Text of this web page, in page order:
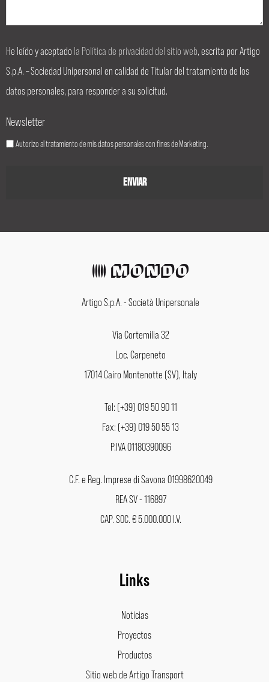
He leído y aceptado la Política de privacidad del sitio web, escrita por Artigo
S.p.A. – Sociedad Unipersonal en calidad de Titular del tratamiento de los
datos personales, para responder a su solicitud.
Newsletter
Autorizo al tratamiento de mis datos personales con fines de Marketing.
Artigo S.p.A. - Società Unipersonale
Via Cortemilia 32
Loc. Carpeneto
17014 Cairo Montenotte (SV), Italy
Tel: (+39) 019 50 90 11
Fax: (+39) 019 50 55 13
P.IVA 01180390096
C.F. e Reg. Imprese di Savona 01998620049
REA SV - 116897
CAP. SOC. € 5.000.000 I.V.
Links
Noticias
Proyectos
Productos
Sitio web de Artigo Transport